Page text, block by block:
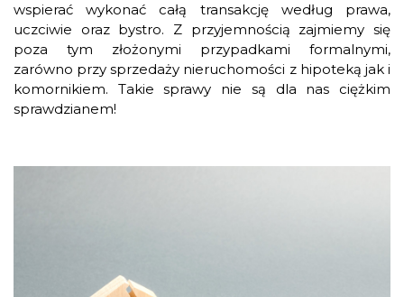
wspierać wykonać całą transakcję według prawa,
uczciwie oraz bystro. Z przyjemnością zajmiemy się
poza tym złożonymi przypadkami formalnymi,
zarówno przy sprzedaży nieruchomości z hipoteką jak i
komornikiem. Takie sprawy nie są dla nas ciężkim
sprawdzianem!